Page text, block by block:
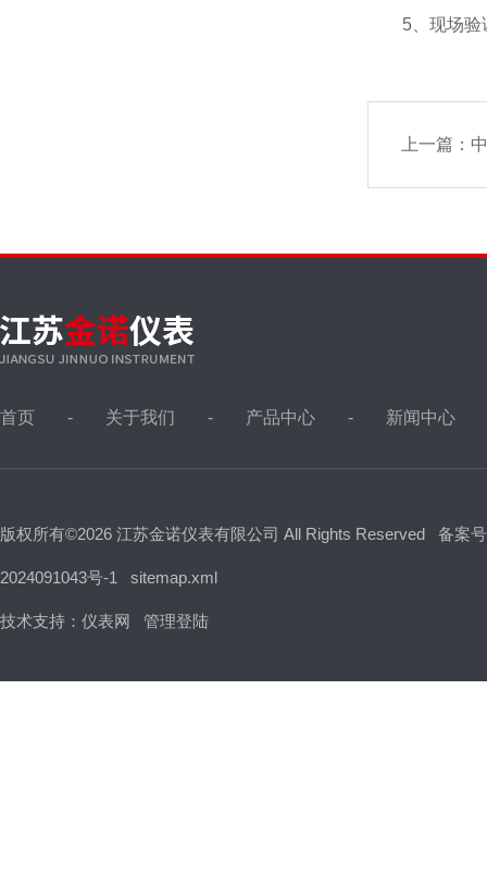
5、现场验证
上一篇：
首页 关于我们 产品中心 新闻中心
版权所有©2026 江苏金诺仪表有限公司 All Rights Reserved 备案
2024091043号-1 sitemap.xml
技术支持： 仪表网 管理登陆